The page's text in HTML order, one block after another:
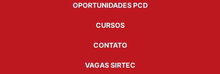
OPORTUNIDADES PCD
CURSOS
CONTATO
VAGAS SIRTEC